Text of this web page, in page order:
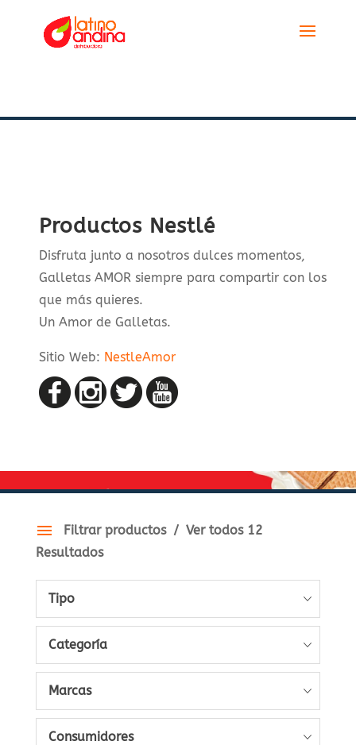
Productos Nestlé
Disfruta junto a nosotros dulces momentos,
Galletas AMOR siempre para compartir con los
que más quieres.
Un Amor de Galletas.
Sitio Web: NestleAmor
Filtrar productos
Ver todos 12
Resultados
Tipo
Categoría
Marcas
Consumidores